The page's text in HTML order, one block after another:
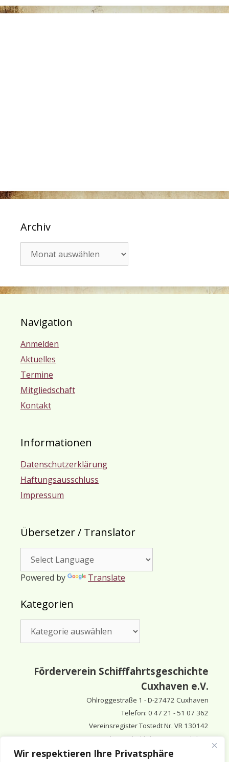
Wir respektieren Ihre Privatsphäre
Archiv
Navigation
Anmelden
Aktuelles
Termine
Mitgliedschaft
Kontakt
Informationen
Datenschutzerklärung
Haftungsausschluss
Impressum
Übersetzer / Translator
Powered by Translate
Kategorien
Förderverein Schifffahrtsgeschichte
Cuxhaven e.V.
Ohlroggestraße 1 - D-27472 Cuxhaven
Telefon: 0 47 21 - 51 07 362
Vereinsregister Tostedt Nr. VR 130142
Vorsitzender & inhaltlich Verantwortlicher:
Horst Huthsfeldt